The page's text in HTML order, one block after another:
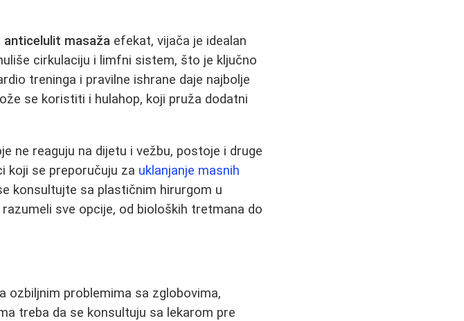
anticelulit masaža efekat, vijača je idealan
cirkulaciju i limfni sistem, što je ključno
treninga i pravilne ishrane daje najbolje
se koristiti i hulahop, koji pruža dodatni
ne reaguju na dijetu i vežbu, postoje i druge
koji se preporučuju za uklanjanje masnih
konsultujte sa plastičnim hirurgom u
sve opcije, od bioloških tretmana do
ozbiljnim problemima sa zglobovima,
treba da se konsultuju sa lekarom pre